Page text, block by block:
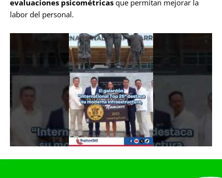
evaluaciones psicométricas que permitan mejorar la
labor del personal.